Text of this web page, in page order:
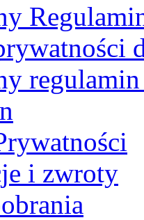
i zwroty